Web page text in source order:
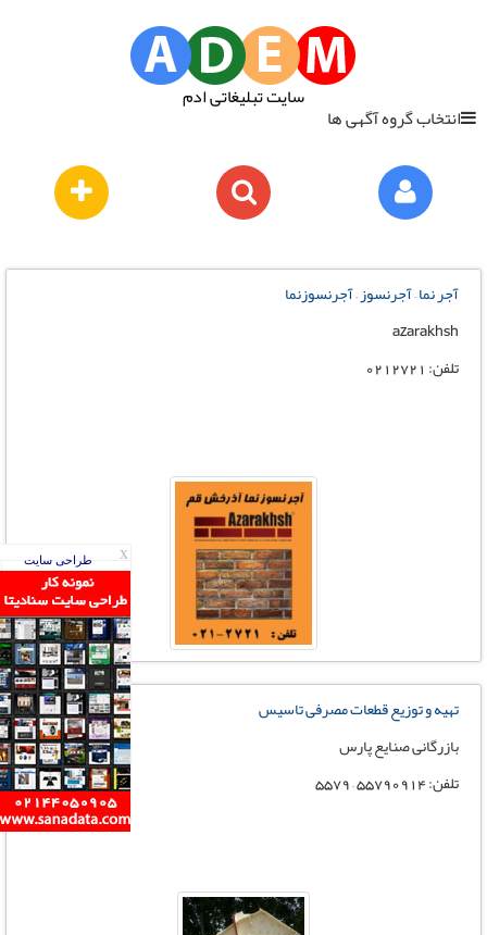
X طراحی سایت
سایت تبلیغاتی ادم
انتخاب گروه آگهی ها
آجر نما – آجرنسوز – آجرنسوزنما
azarakhsh
تلفن: 0212721
تهیه و توزیع قطعات مصرفی تاسیس
بازرگانی صنایع پارس
تلفن: 55790914 – 5579